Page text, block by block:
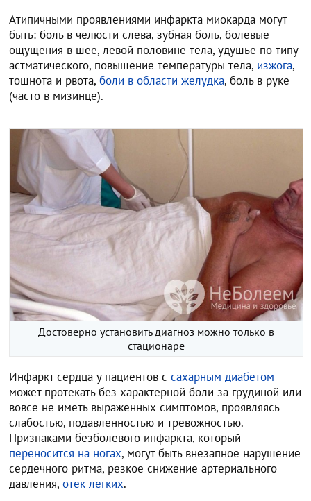
Атипичными проявлениями инфаркта миокарда могут
быть: боль в челюсти слева, зубная боль, болевые
ощущения в шее, левой половине тела, удушье по типу
астматического, повышение температуры тела, изжога,
тошнота и рвота,боли в области желудка, боль в руке
(часто в мизинце).
Достоверно установить диагноз можно только в
стационаре
Инфаркт сердца у пациентов ссахарным диабетом
может протекать без характерной боли за грудиной или
вовсе не иметь выраженных симптомов, проявляясь
слабостью, подавленностью и тревожностью.
Признаками безболевого инфаркта, который
переносится на ногах, могут быть внезапное нарушение
сердечного ритма, резкое снижение артериального
давления,отек легких.